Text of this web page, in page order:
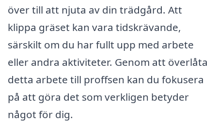
över till att njuta av din trädgård. Att
klippa gräset kan vara tidskrävande,
särskilt om du har fullt upp med arbete
eller andra aktiviteter. Genom att överlåta
detta arbete till proffsen kan du fokusera
på att göra det som verkligen betyder
något för dig.